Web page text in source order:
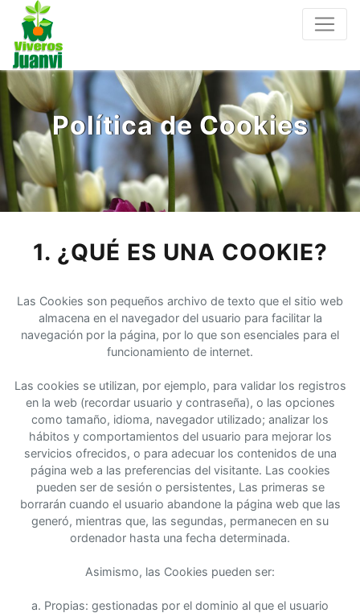
Política de Cookies
1. ¿QUÉ ES UNA COOKIE?
Las Cookies son pequeños archivo de texto que el sitio web
almacena en el navegador del usuario para facilitar la
navegación por la página, por lo que son esenciales para el
funcionamiento de internet.
Las cookies se utilizan, por ejemplo, para validar los registros
en la web (recordar usuario y contraseña), o las opciones
como tamaño, idioma, navegador utilizado; analizar los
hábitos y comportamientos del usuario para mejorar los
servicios ofrecidos, o para adecuar los contenidos de una
página web a las preferencias del visitante. Las cookies
pueden ser de sesión o persistentes, Las primeras se
borrarán cuando el usuario abandone la página web que las
generó, mientras que, las segundas, permanecen en su
ordenador hasta una fecha determinada.
Asimismo, las Cookies pueden ser:
a. Propias: gestionadas por el dominio al que el usuario